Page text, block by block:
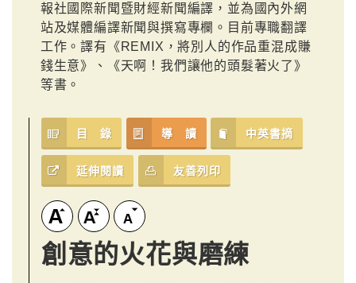
報社國際新聞暨財經新聞編譯，並為國內外網
站及媒體編譯新聞與撰寫專欄。目前專職翻譯
工作。譯有《REMIX，將別人的作品重混成賺
錢生意》、《天啊！我們讓他的頭髮著火了》
等書。
目 錄 導 讀 中英書摘
延伸閱讀 友善列印
創意的火花與磨練